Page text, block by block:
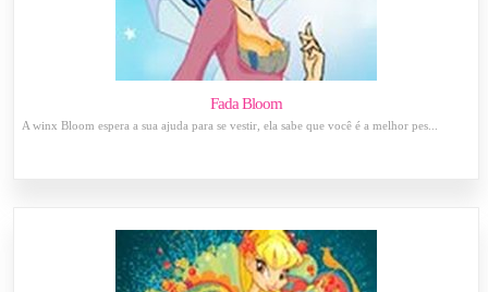
Fada Bloom
A winx Bloom espera a sua ajuda para se vestir, ela sabe que você é a melhor pes...